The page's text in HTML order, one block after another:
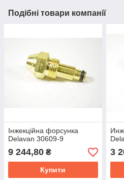
Подібні товари компанії
Інжекційна форсунка
Delavan 30609-9
9 244,80 ₴
Купити
3